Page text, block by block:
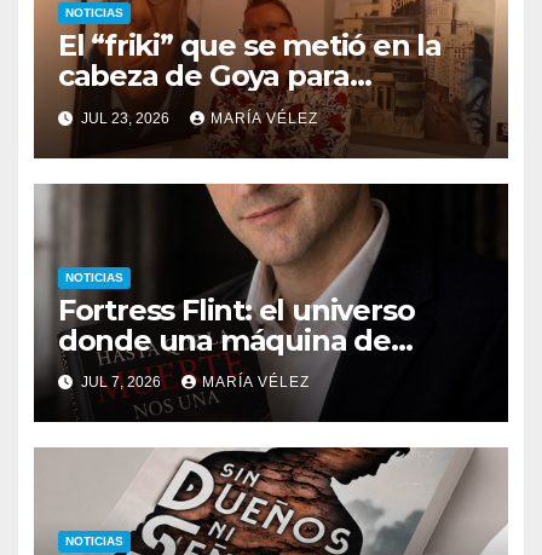
NOTICIAS
El “friki” que se metió en la
cabeza de Goya para
descubrir qué esconden sus
monstruos
JUL 23, 2026 MARÍA VÉLEZ
NOTICIAS
Fortress Flint: el universo
donde una máquina de
escribir, un silbido o un
recuerdo pueden cambiarlo
todo
JUL 7, 2026 MARÍA VÉLEZ
NOTICIAS